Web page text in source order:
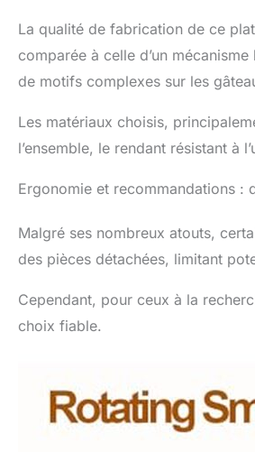
La qualité de fabrication de ce
comparée à celle d’un
de motifs complexes sur les
Les matériaux choisis,
l’ensemble, le rendant résistant à
Ergonomie et recommandations :
Malgré ses nombreux atouts,
des pièces détachées, limitant
Cependant, pour ceux à la
choix fiable.